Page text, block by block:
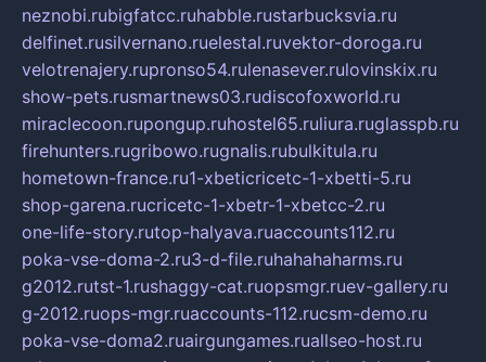
neznobi.rubigfatcc.ruhabble.rustarbucksvia.ru
delfinet.rusilvernano.ruelestal.ruvektor-doroga.ru
velotrenajery.rupronso54.rulenasever.rulovinskix.ru
show-pets.rusmartnews03.rudiscofoxworld.ru
miraclecoon.rupongup.ruhostel65.ruliura.ruglasspb.ru
firehunters.rugribowo.rugnalis.rubulkitula.ru
hometown-france.ru1-xbeticricetc-1-xbetti-5.ru
shop-garena.rucricetc-1-xbetr-1-xbetcc-2.ru
one-life-story.rutop-halyava.ruaccounts112.ru
poka-vse-doma-2.ru3-d-file.ruhahahaharms.ru
g2012.rutst-1.rushaggy-cat.ruopsmgr.ruev-gallery.ru
g-2012.ruops-mgr.ruaccounts-112.rucsm-demo.ru
poka-vse-doma2.ruairgungames.ruallseo-host.ru